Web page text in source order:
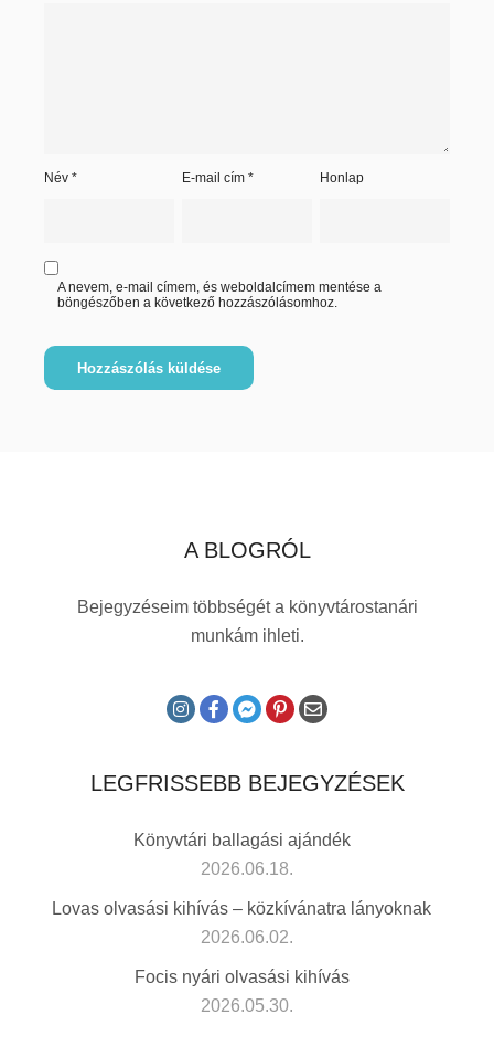
Név * E-mail cím* Honlap
A nevem, e-mail címem, és weboldalcímem mentése a
böngészőben a következő hozzászólásomhoz.
A BLOGRÓL
Bejegyzéseim többségét a könyvtárostanári
munkám ihleti.
LEGFRISSEBB BEJEGYZÉSEK
Könyvtári ballagási ajándék
2026.06.18.
Lovas olvasási kihívás – közkívánatra lányoknak
2026.06.02.
Focis nyári olvasási kihívás
2026.05.30.